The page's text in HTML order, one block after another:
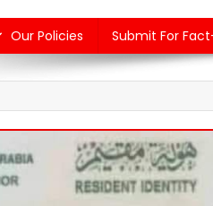
Submit For
Our Policies